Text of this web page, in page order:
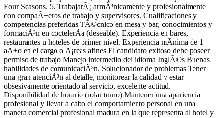
Four Seasons. 5. TrabajarÃ¡ armÃ³nicamente y profesionalmente
con compaÃ±eros de trabajo y supervisores. Cualificaciones y
competencias preferidas TÃ©cnico en mesa y bar, conocimientos y
formaciÃ³n en coctelerÃ­a (deseable). Experiencia en bares,
restaurantes u hoteles de primer nivel. Experiencia mÃ­nima de 1
aÃ±o en el cargo o Ã¡reas afines El candidato exitoso debe poseer
permiso de trabajo Manejo intermedio del idioma InglÃ©s Buenas
habilidades de comunicaciÃ³n. Solucionador de problemas Tener
una gran atenciÃ³n al detalle, monitorear la calidad y estar
obsesivamente orientado al servicio, excelente actitud.
Disponibilidad de horario (rolar turno) Mantener una apariencia
profesional y llevar a cabo el comportamiento personal en una
manera comercial profesional madura en la que representa al hotel y